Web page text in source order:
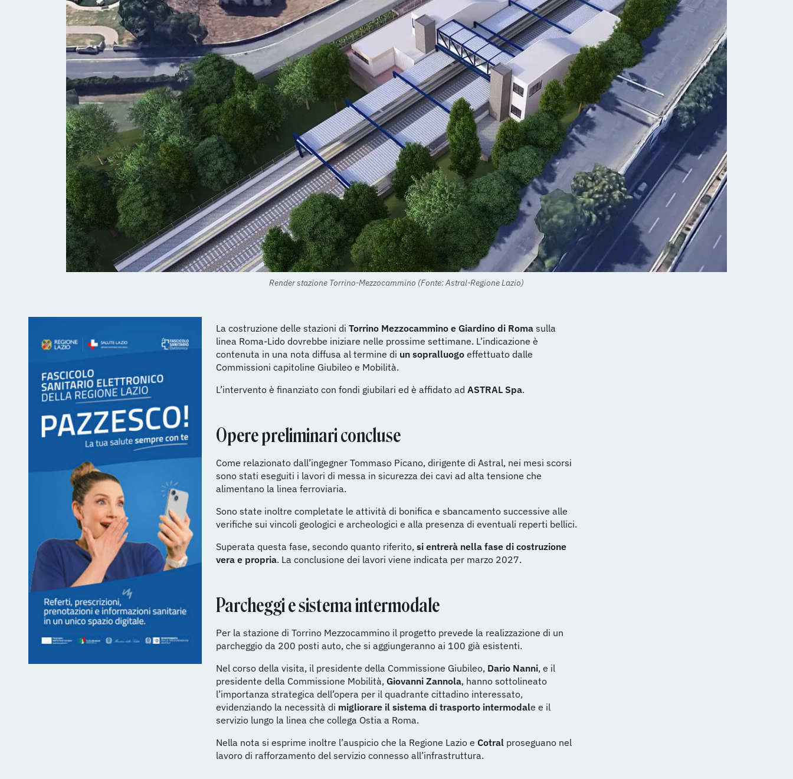
Render stazione Torrino-Mezzocammino (Fonte: Astral-Regione Lazio)
La costruzione delle stazioni di Torrino Mezzocammino e Giardino di Roma sulla
linea Roma-Lido dovrebbe iniziare nelle prossime settimane. L’indicazione è
contenuta in una nota diffusa al termine di un sopralluogo effettuato dalle
Commissioni capitoline Giubileo e Mobilità.
L’intervento è finanziato con fondi giubilari ed è affidato ad ASTRAL Spa.
Opere preliminari concluse
Come relazionato dall’ingegner Tommaso Picano, dirigente di Astral, nei mesi scorsi
sono stati eseguiti i lavori di messa in sicurezza dei cavi ad alta tensione che
alimentano la linea ferroviaria.
Sono state inoltre completate le attività di bonifica e sbancamento successive alle
verifiche sui vincoli geologici e archeologici e alla presenza di eventuali reperti bellici.
Superata questa fase, secondo quanto riferito, si entrerà nella fase di costruzione
vera e propria. La conclusione dei lavori viene indicata per marzo 2027.
Parcheggi e sistema intermodale
Per la stazione di Torrino Mezzocammino il progetto prevede la realizzazione di un
parcheggio da 200 posti auto, che si aggiungeranno ai 100 già esistenti.
Nel corso della visita, il presidente della Commissione Giubileo, Dario Nanni, e il
presidente della Commissione Mobilità, Giovanni Zannola, hanno sottolineato
l’importanza strategica dell’opera per il quadrante cittadino interessato,
evidenziando la necessità di migliorare il sistema di trasporto intermodale e il
servizio lungo la linea che collega Ostia a Roma.
Nella nota si esprime inoltre l’auspicio che la Regione Lazio e Cotral proseguano nel
lavoro di rafforzamento del servizio connesso all’infrastruttura.